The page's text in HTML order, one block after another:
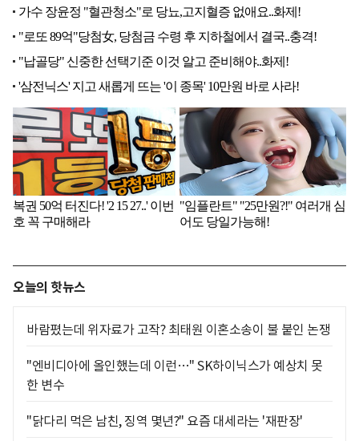
오늘의 핫뉴스
바람폈는데 위자료가 고작? 최태원 이혼소송이 불 붙인 논쟁
"엔비디아에 올인했는데 이런…" SK하이닉스가 예상치 못
한 변수
"닭다리 먹은 남친, 징역 몇년?" 요즘 대세라는 '재판장'